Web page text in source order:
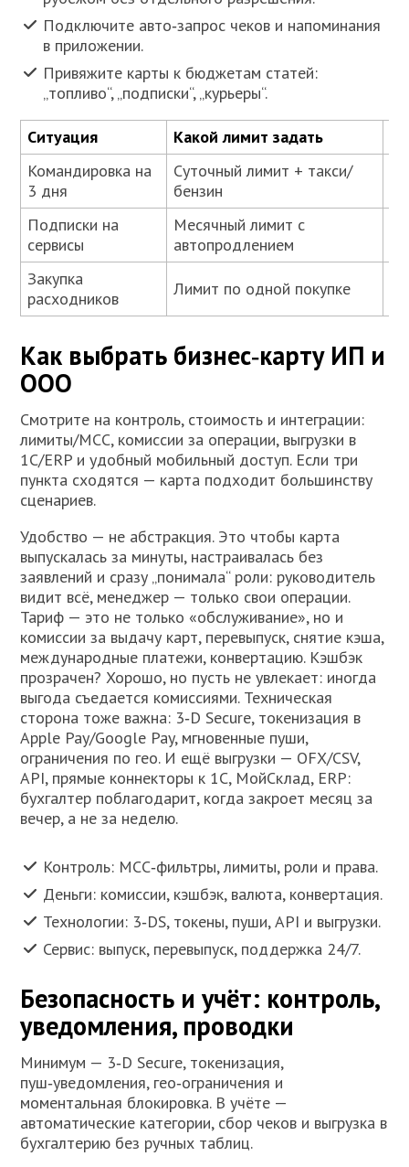
Подключите авто‑запрос чеков и напоминания
в приложении.
Привяжите карты к бюджетам статей:
„топливо“, „подписки“, „курьеры“.
Ситуация Какой лимит задать
Командировка на
3 дня
Суточный лимит + такси/
бензин
Подписки на
сервисы
Месячный лимит с
автопродлением
Закупка
расходников
Лимит по одной покупке
Как выбрать бизнес‑карту ИП и
ООО
Смотрите на контроль, стоимость и интеграции:
лимиты/MCC, комиссии за операции, выгрузки в
1С/ERP и удобный мобильный доступ. Если три
пункта сходятся — карта подходит большинству
сценариев.
Удобство — не абстракция. Это чтобы карта
выпускалась за минуты, настраивалась без
заявлений и сразу „понимала“ роли: руководитель
видит всё, менеджер — только свои операции.
Тариф — это не только «обслуживание», но и
комиссии за выдачу карт, перевыпуск, снятие кэша,
международные платежи, конвертацию. Кэшбэк
прозрачен? Хорошо, но пусть не увлекает: иногда
выгода съедается комиссиями. Техническая
сторона тоже важна: 3‑D Secure, токенизация в
Apple Pay/Google Pay, мгновенные пуши,
ограничения по гео. И ещё выгрузки — OFX/CSV,
API, прямые коннекторы к 1С, МойСклад, ERP:
бухгалтер поблагодарит, когда закроет месяц за
вечер, а не за неделю.
Контроль: MCC‑фильтры, лимиты, роли и права.
Деньги: комиссии, кэшбэк, валюта, конвертация.
Технологии: 3‑DS, токены, пуши, API и выгрузки.
Сервис: выпуск, перевыпуск, поддержка 24/7.
Безопасность и учёт: контроль,
уведомления, проводки
Минимум — 3‑D Secure, токенизация,
пуш‑уведомления, гео‑ограничения и
моментальная блокировка. В учёте —
автоматические категории, сбор чеков и выгрузка в
бухгалтерию без ручных таблиц.